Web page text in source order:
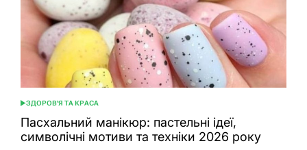
ОПУБЛІКУВАТИ
У
ЗДОРОВ'Я ТА КРАСА
Пасхальний манікюр: пастельні ідеї,
символічні мотиви та техніки 2026 року